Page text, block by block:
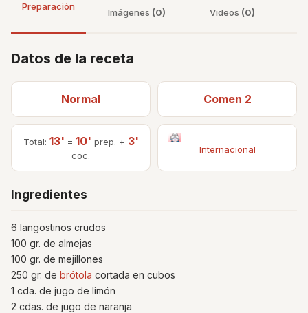
Preparación
Imágenes (0) Videos (0)
Datos de la receta
Normal Comen 2
Total: 13' = 10' prep. + 3'
coc.
Internacional
Ingredientes
6 langostinos crudos
100 gr. de almejas
100 gr. de mejillones
250 gr. de brótola cortada en cubos
1 cda. de jugo de limón
2 cdas. de jugo de naranja